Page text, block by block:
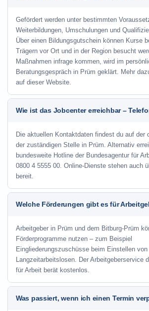
Gefördert werden unter bestimmten
Weiterbildungen, Umschulungen und
Über einen Bildungsgutschein können Kurse
Trägern vor Ort und in der Region besucht
Maßnahmen infrage kommen, wird im
Beratungsgespräch in Prüm geklärt. Mehr
auf dieser Website.
Wie ist das Jobcenter erreichbar –
Die aktuellen Kontaktdaten findest du auf der
der zuständigen Stelle in Prüm. Alternativ
bundesweite Hotline der Bundesagentur für
0800 4 5555 00. Online-Dienste stehen auch
bereit.
Welche Förderungen gibt es für
Arbeitgeber in Prüm und dem Bitburg-Prüm
Förderprogramme nutzen – zum Beispiel
Eingliederungszuschüsse beim Einstellen von
Langzeitarbeitslosen. Der Arbeitgeberservice
für Arbeit berät kostenlos.
Was passiert, wenn ich einen Termin